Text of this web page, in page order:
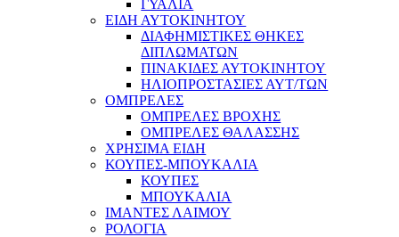
ΓΥΑΛΙΑ
ΕΙΔΗ ΑΥΤΟΚΙΝΗΤΟΥ
ΔΙΑΦΗΜΙΣΤΙΚΕΣ ΘΗΚΕΣ
ΔΙΠΛΩΜΑΤΩΝ
ΠΙΝΑΚΙΔΕΣ ΑΥΤΟΚΙΝΗΤΟΥ
ΗΛΙΟΠΡΟΣΤΑΣΙΕΣ ΑΥΤ/ΤΩΝ
ΟΜΠΡΕΛΕΣ
ΟΜΠΡΕΛΕΣ ΒΡΟΧΗΣ
ΟΜΠΡΕΛΕΣ ΘΑΛΑΣΣΗΣ
ΧΡΗΣΙΜΑ ΕΙΔΗ
ΚΟΥΠΕΣ-ΜΠΟΥΚΑΛΙΑ
ΚΟΥΠΕΣ
ΜΠΟΥΚΑΛΙΑ
ΙΜΑΝΤΕΣ ΛΑΙΜΟΥ
ΡΟΛΟΓΙΑ